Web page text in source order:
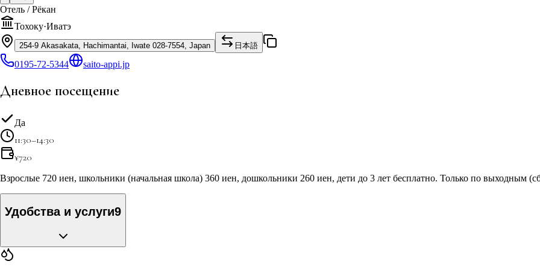
Отель / Рёкан
Тохоку·Иватэ
254-9 Akasakata, Hachimantai, Iwate 028-7554, Japan 日本語
0195-72-5344 saito-appi.jp
Дневное посещение
Да
11:30–14:30
¥720
Взрослые 720 иен, школьники (начальная школа) 360 иен, дошкольники 260 иен, дети до 3 лет бесплатно. Только по выходным
Удобства и услуги9